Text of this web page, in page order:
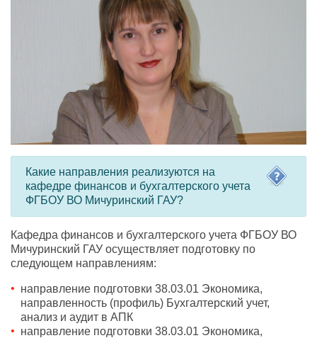
Какие направления реализуются на
кафедре финансов и бухгалтерского учета
ФГБОУ ВО Мичуринский ГАУ?
Кафедра финансов и бухгалтерского учета ФГБОУ ВО
Мичуринский ГАУ осуществляет подготовку по
следующем направлениям:
направление подготовки 38.03.01 Экономика,
направленность (профиль) Бухгалтерский учет,
анализ и аудит в АПК
направление подготовки 38.03.01 Экономика,